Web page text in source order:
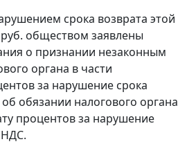
срока возврата этой
обществом заявлены
о признании незаконным
органа в части
за нарушение срока
обязании налогового органа
процентов за нарушение